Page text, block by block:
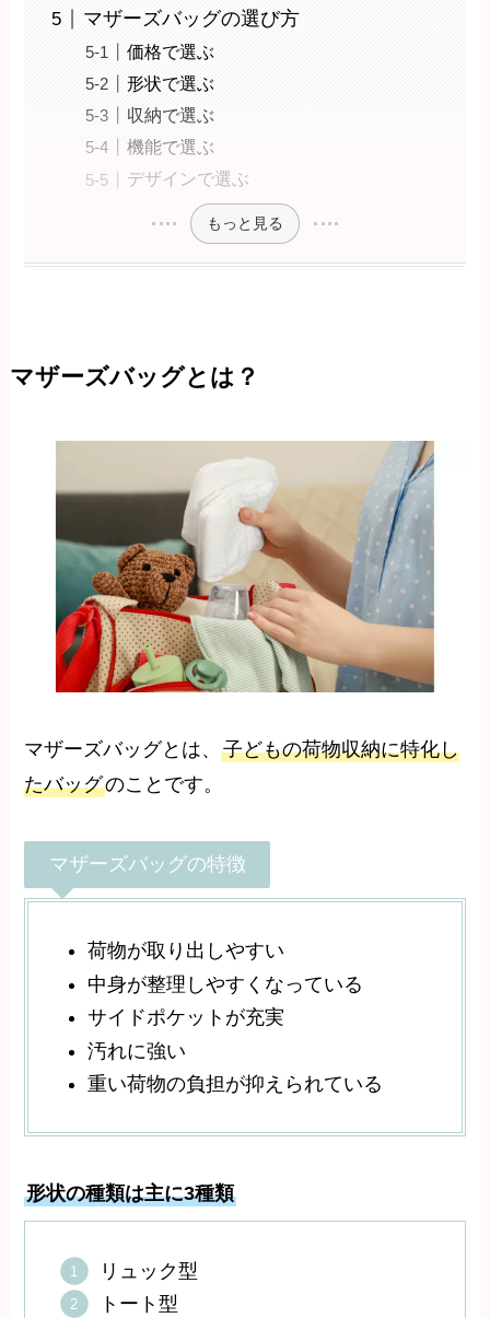
マザーズバッグの選び方
価格で選ぶ
形状で選ぶ
収納で選ぶ
機能で選ぶ
デザインで選ぶ
もっと見る
マザーズバッグとは？
マザーズバッグとは、子どもの荷物収納に特化し
たバッグのことです。
マザーズバッグの特徴
荷物が取り出しやすい
中身が整理しやすくなっている
サイドポケットが充実
汚れに強い
重い荷物の負担が抑えられている
形状の種類は主に3種類
リュック型
トート型